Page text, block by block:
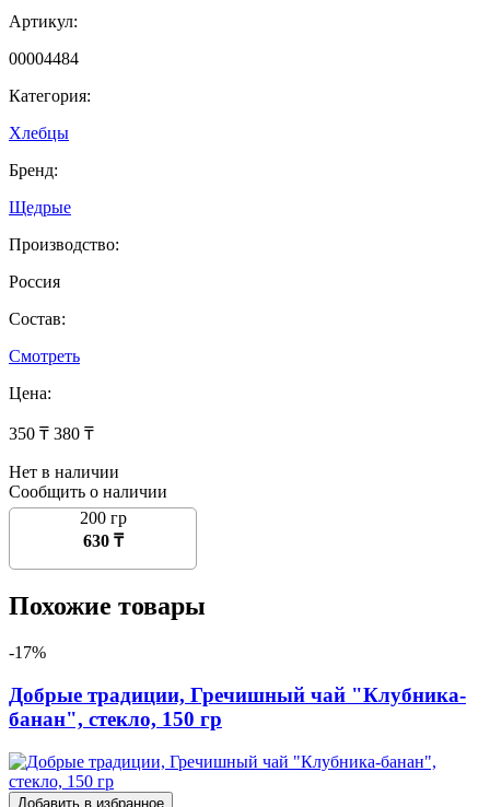
Артикул:
00004484
Категория:
Хлебцы
Бренд:
Щедрые
Производство:
Россия
Состав:
Смотреть
Цена:
350 ₸ 380 ₸
Нет в наличии
Сообщить о наличии
200 гр
630 ₸
Похожие товары
-17%
Добрые традиции, Гречишный чай "Клубника-
банан", стекло, 150 гр
Добавить в избранное